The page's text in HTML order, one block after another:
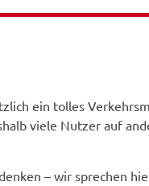
ein tolles
viele Nutzer auf
– wir sprechen